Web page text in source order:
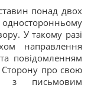
понад двох
У такому разі
направлення
повідомленням
про свою
з письмовим